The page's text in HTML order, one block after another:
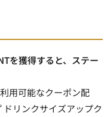
を獲得すると、ステー
用可能なクーポン配
リンクサイズアップク